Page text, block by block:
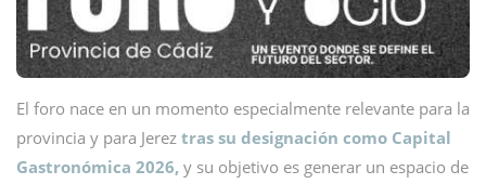
El foro nace en un momento especialmente relevante para la
provincia y para Jerez tras su designación como Capital
Gastronómica 2026, y su objetivo es generar un espacio de